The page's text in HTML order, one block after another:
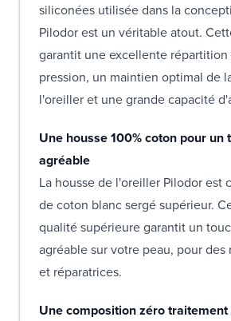
siliconées utilisée dans la
Pilodor est un véritable atout.
garantit une excellente
pression, un maintien optimal de
l'oreiller et une grande capacité
Une housse 100% coton pour un
agréable
La housse de l'oreiller Pilodor est
de coton blanc sergé supérieur.
qualité supérieure garantit un
agréable sur votre peau, pour des
et réparatrices.
Une composition zéro